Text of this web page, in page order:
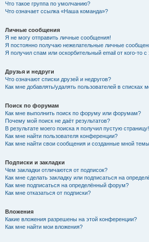
Что такое группа по умолчанию?
Что означает ссылка «Наша команда»?
Личные сообщения
Я не могу отправить личные сообщения!
Я постоянно получаю нежелательные личные
Я получил спам или оскорбительный email от кого-то
Друзья и недруги
Что означают списки друзей и недругов?
Как мне добавлять/удалять пользователей в списках
Поиск по форумам
Как мне выполнить поиск по форуму или форумам?
Почему мой поиск не даёт результатов?
В результате моего поиска я получил пустую страницу!
Как мне найти пользователя конференции?
Как мне найти свои сообщения и созданные мной
Подписки и закладки
Чем закладки отличаются от подписок?
Как мне сделать закладку или подписаться на
Как мне подписаться на определённый форум?
Как мне отказаться от подписки?
Вложения
Какие вложения разрешены на этой конференции?
Как мне найти мои вложения?